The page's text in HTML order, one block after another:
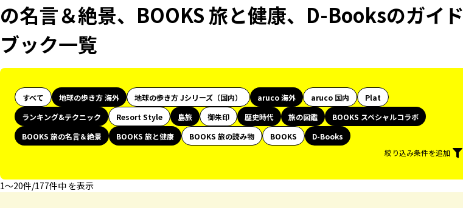
の名言＆絶景、BOOKS 旅と健康、D-Booksのガイド
ブック一覧
すべて 地球の歩き方 海外 地球の歩き方 Jシリーズ（国内） aruco 海外 aruco 国内
Plat
ランキング&テクニック
Resort Style 島旅 御朱印 歴史時代 旅の図鑑
BOOKS スペシャルコラボ
BOOKS 旅の名言＆絶景
BOOKS 旅と健康 BOOKS 旅の読み物 BOOKS
D-Books
絞り込み条件を追加
1〜20件/177件中 を表示